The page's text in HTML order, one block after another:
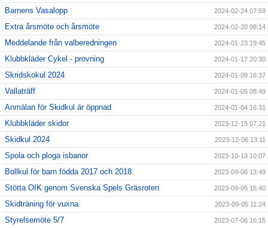
Barnens Vasalopp 2024-02-24 07:59
Extra årsmöte och årsmöte 2024-02-20 08:14
Meddelande från valberedningen 2024-01-23 19:45
Klubbkläder Cykel - provning 2024-01-17 20:30
Skridskokul 2024 2024-01-09 16:37
Vallaträff 2024-01-05 08:49
Anmälan för Skidkul är öppnad 2024-01-04 16:31
Klubbkläder skidor 2023-12-15 07:21
Skidkul 2024 2023-12-06 13:11
Spola och ploga isbanor 2023-10-13 10:07
Bollkul för barn födda 2017 och 2018 2023-09-06 13:49
Stötta OIK genom Svenska Spels Gräsroten 2023-09-05 15:40
Skidträning för vuxna 2023-09-05 11:24
Styrelsemöte 5/7 2023-07-06 16:15